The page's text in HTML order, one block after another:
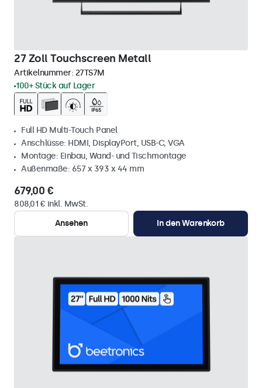
27 Zoll Touchscreen Metall
Artikelnummer: 27TS7M
100+ Stück auf Lager
Full HD Multi-Touch Panel
Anschlüsse: HDMI, DisplayPort, USB-C, VGA
Montage: Einbau, Wand- und Tischmontage
Außenmaße: 657 x 393 x 44 mm
679,00 €
808,01 € inkl. MwSt.
Ansehen
In den Warenkorb